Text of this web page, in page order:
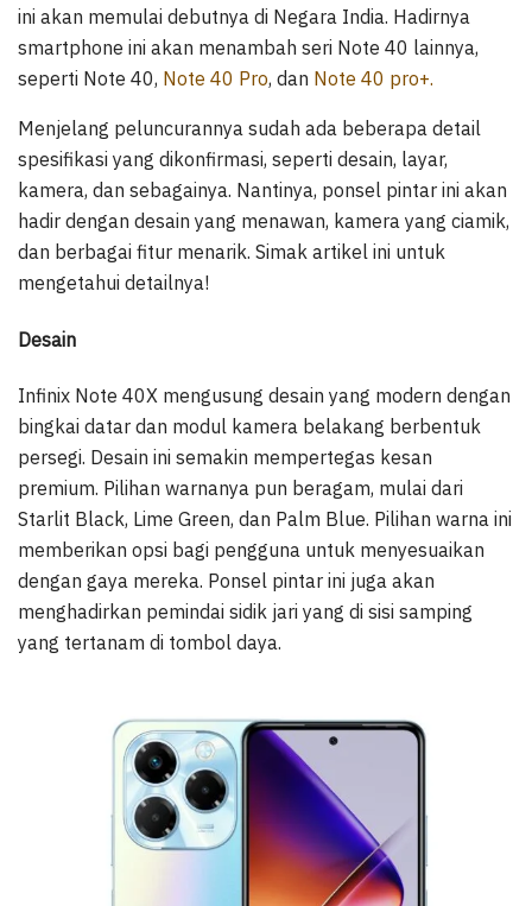
ini akan memulai debutnya di Negara India. Hadirnya
smartphone ini akan menambah seri Note 40 lainnya,
seperti Note 40, Note 40 Pro, dan Note 40 pro+.
Menjelang peluncurannya sudah ada beberapa detail
spesifikasi yang dikonfirmasi, seperti desain, layar,
kamera, dan sebagainya. Nantinya, ponsel pintar ini akan
hadir dengan desain yang menawan, kamera yang ciamik,
dan berbagai fitur menarik. Simak artikel ini untuk
mengetahui detailnya!
Desain
Infinix Note 40X mengusung desain yang modern dengan
bingkai datar dan modul kamera belakang berbentuk
persegi. Desain ini semakin mempertegas kesan
premium. Pilihan warnanya pun beragam, mulai dari
Starlit Black, Lime Green, dan Palm Blue. Pilihan warna ini
memberikan opsi bagi pengguna untuk menyesuaikan
dengan gaya mereka. Ponsel pintar ini juga akan
menghadirkan pemindai sidik jari yang di sisi samping
yang tertanam di tombol daya.